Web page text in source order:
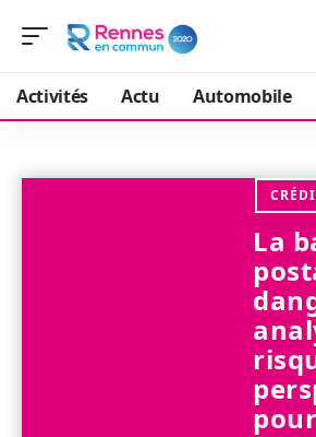
Activités Actu Automobile
La